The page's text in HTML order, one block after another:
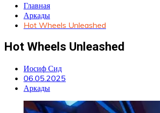
Главная
Аркады
Hot Wheels Unleashed
Hot Wheels Unleashed
Иосиф Сид
06.05.2025
Аркады